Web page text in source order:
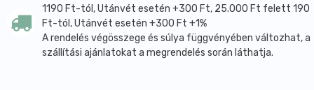
1190 Ft-tól, Utánvét esetén +300 Ft, 25.000 Ft felett 190
Ft-tól, Utánvét esetén +300 Ft +1%
A rendelés végösszege és súlya függvényében változhat, a
szállítási ajánlatokat a megrendelés során láthatja.